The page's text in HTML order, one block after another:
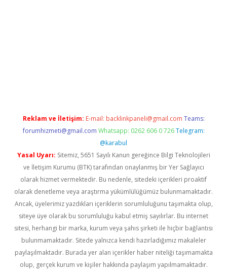
Reklam ve İletişim: E-mail: backlinkpaneli@gmail.com Teams:
forumhizmeti@gmail.com Whatsapp: 0262 606 0 726 Telegram:
@karabul
Yasal Uyarı: Sitemiz, 5651 Sayılı Kanun gereğince Bilgi Teknolojileri
ve İletişim Kurumu (BTK) tarafından onaylanmış bir Yer Sağlayıcı
olarak hizmet vermektedir. Bu nedenle, sitedeki içerikleri proaktif
olarak denetleme veya araştırma yükümlülüğümüz bulunmamaktadır.
Ancak, üyelerimiz yazdıkları içeriklerin sorumluluğunu taşımakta olup,
siteye üye olarak bu sorumluluğu kabul etmiş sayılırlar. Bu internet
sitesi, herhangi bir marka, kurum veya şahıs şirketi ile hiçbir bağlantısı
bulunmamaktadır. Sitede yalnızca kendi hazırladığımız makaleler
paylaşılmaktadır. Burada yer alan içerikler haber niteliği taşımamakta
olup, gerçek kurum ve kişiler hakkında paylaşım yapılmamaktadır.